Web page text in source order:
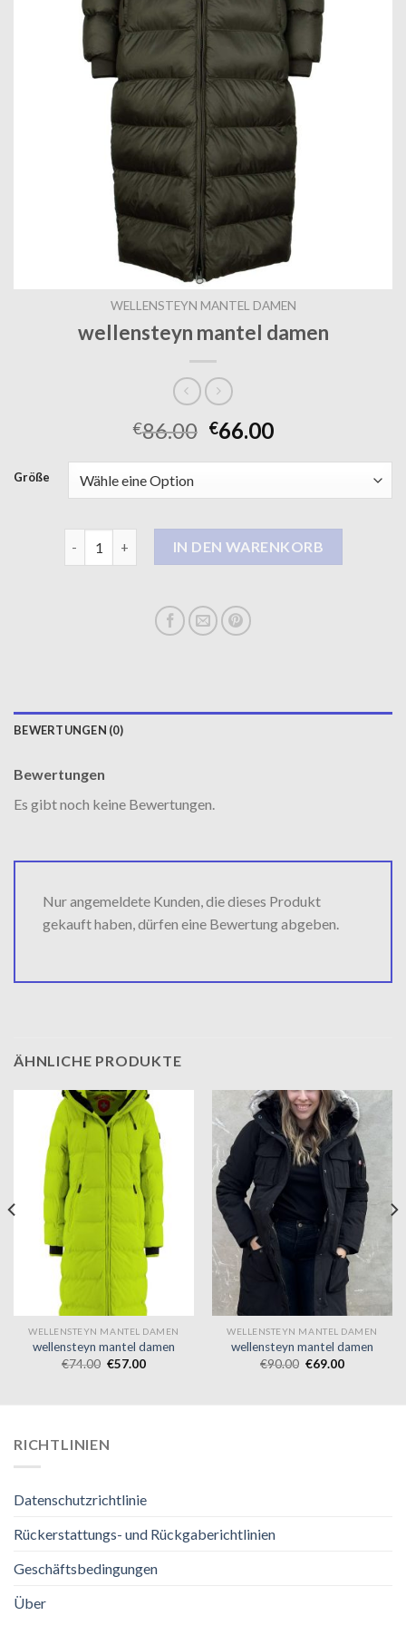
WELLENSTEYN MANTEL DAMEN
wellensteyn mantel damen
€86.00 €66.00
Größe
wellensteyn mantel damen Menge
IN DEN WARENKORB
BEWERTUNGEN (0)
Bewertungen
Es gibt noch keine Bewertungen.
Nur angemeldete Kunden, die dieses Produkt
gekauft haben, dürfen eine Bewertung abgeben.
ÄHNLICHE PRODUKTE
WELLENSTEYN MANTEL DAMEN
wellensteyn mantel damen
€74.00 €57.00
WELLENSTEYN MANTEL DAMEN
wellensteyn mantel damen
€90.00 €69.00
RICHTLINIEN
Datenschutzrichtlinie
Rückerstattungs- und Rückgaberichtlinien
Geschäftsbedingungen
Über